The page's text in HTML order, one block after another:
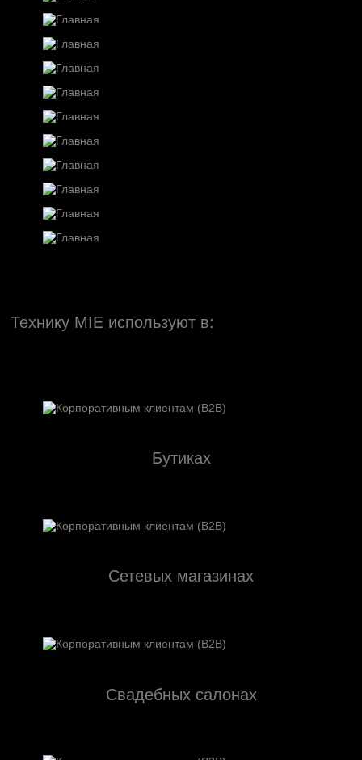
Технику MIE используют в:
Бутиках
Сетевых магазинах
Свадебных салонах